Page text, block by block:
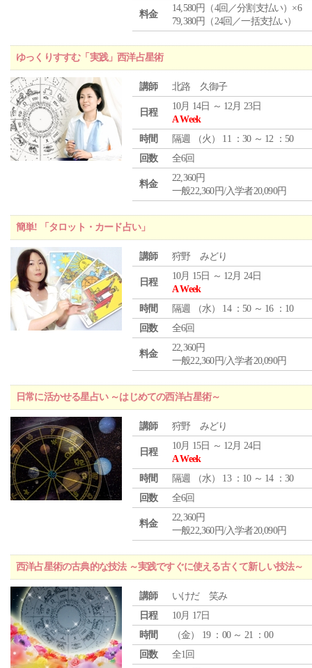
料金
14,580円（4回／分割支払い）×6
79,380円（24回／一括支払い）
ゆっくりすすむ「実践」西洋占星術
講師 北路 久御子
日程
10月 14日 ～ 12月 23日
A Week
時間
隔週 （火 ） 11 ：30 ～ 12 ：50
回数
全6回
料金
22,360円
一般22,360円/入学者20,090円
簡単! 「タロット・カード占い」
講師 狩野 みどり
日程
10月 15日 ～ 12月 24日
A Week
時間
隔週 （水） 14 ：50 ～ 16 ：10
回数
全6回
料金
22,360円
一般22,360円/入学者20,090円
日常に活かせる星占い ～はじめての西洋占星術～
講師 狩野 みどり
日程
10月 15日 ～ 12月 24日
A Week
時間
隔週 （水） 13 ：10 ～ 14 ：30
回数
全6回
料金
22,360円
一般22,360円/入学者20,090円
西洋占星術の古典的な技法 ～実践ですぐに使える古くて新しい技法～
講師
いけだ 笑み
日程
10月 17日
時間
（金） 19 ：00 ～ 21 ：00
回数
全1回